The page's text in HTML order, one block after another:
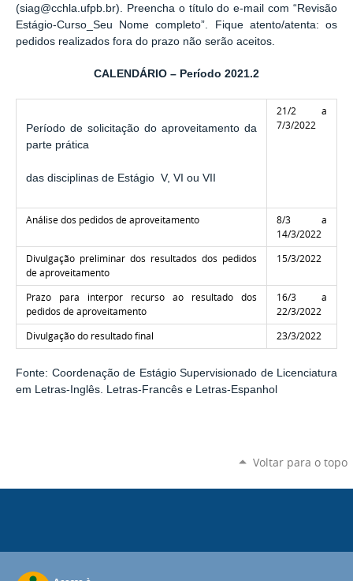
(siag@cchla.ufpb.br). Preencha o título do e-mail com “Revisão
Estágio-Curso_Seu Nome completo”. Fique atento/atenta: os
pedidos realizados fora do prazo não serão aceitos.
CALENDÁRIO – Período 2021.2
Período de solicitação do aproveitamento da
parte prática
das disciplinas de Estágio V, VI ou VII
21/2 a
7/3/2022
Análise dos pedidos de aproveitamento
8/3 a
14/3/2022
Divulgação preliminar dos resultados dos pedidos
de aproveitamento
15/3/2022
Prazo para interpor recurso ao resultado dos
pedidos de aproveitamento
16/3 a
22/3/2022
Divulgação do resultado final
23/3/2022
Fonte: Coordenação de Estágio Supervisionado de Licenciatura
em Letras-Inglês. Letras-Francês e Letras-Espanhol
Voltar para o topo